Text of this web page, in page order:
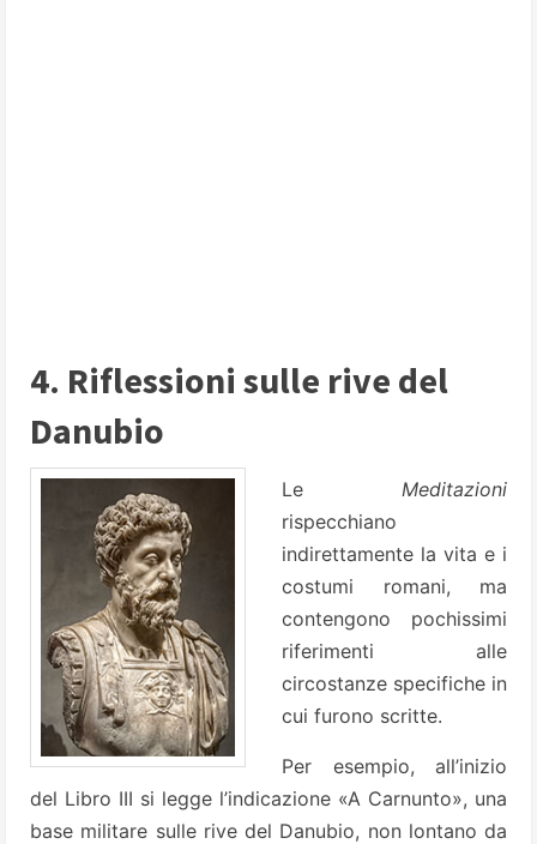
4. Riflessioni sulle rive del
Danubio
Le Meditazioni
rispecchiano
indirettamente la vita e i
costumi romani, ma
contengono pochissimi
riferimenti alle
circostanze specifiche in
cui furono scritte.
Per esempio, all’inizio
del Libro III si legge l’indicazione «A Carnunto», una
base militare sulle rive del Danubio, non lontano da